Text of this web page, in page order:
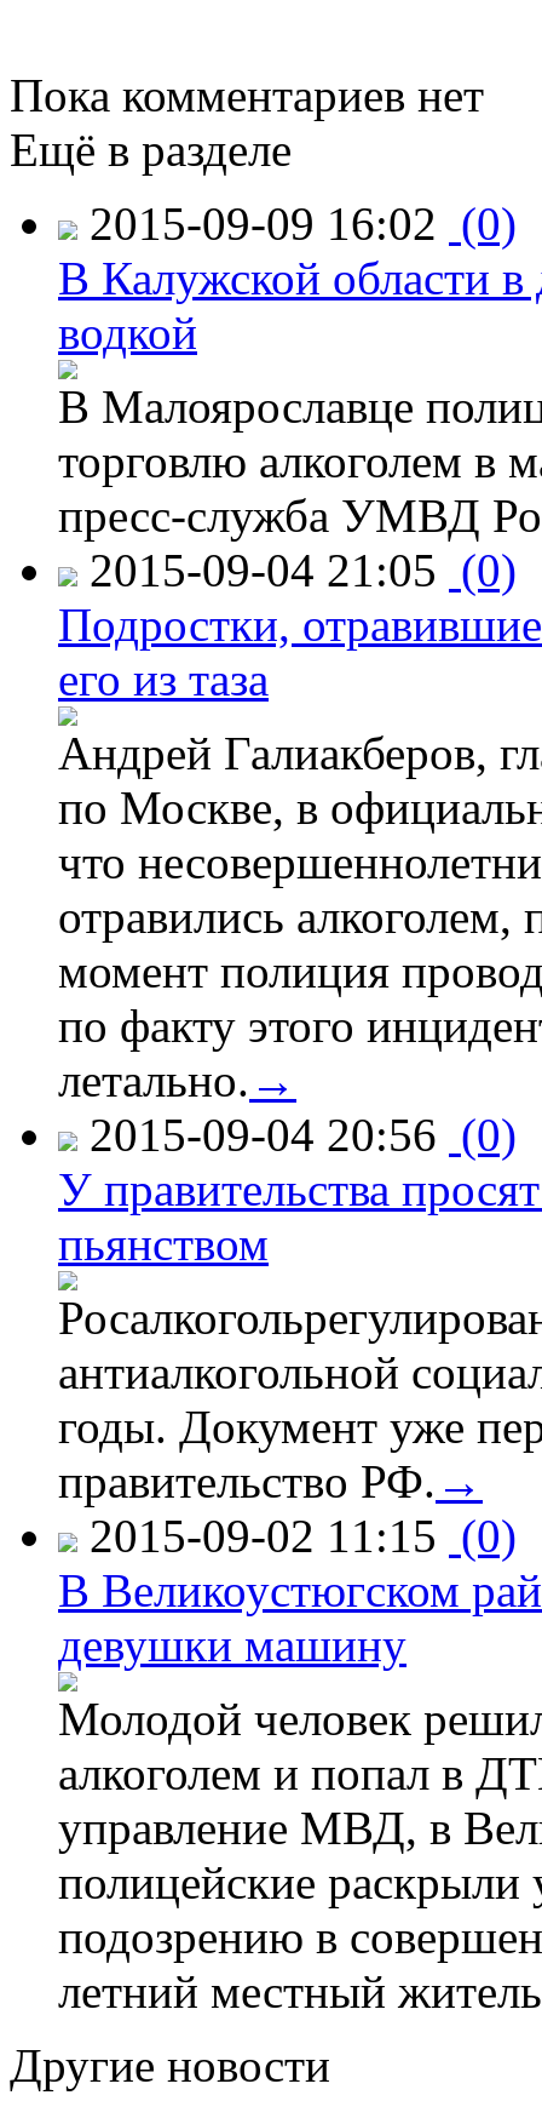
Пока комментариев нет
Ещё в разделе
2015-09-09 16:02 (0)
В Калужской области в
водкой
В Малоярославце
торговлю алкоголем в
пресс-служба УМВД
2015-09-04 21:05 (0)
Подростки,
его из таза
Андрей Галиакберов,
по Москве, в
что
отравились
момент полиция
по факту этого
летально. →
2015-09-04 20:56 (0)
У правительства
пьянством
антиалкогольной
годы. Документ уже
правительство РФ. →
2015-09-02 11:15 (0)
В Великоустюгском
девушки машину
Молодой человек
алкоголем и попал в
управление МВД, в
полицейские
подозрению в
летний местный
Другие новости